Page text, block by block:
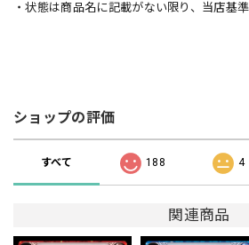
・状態は商品名に記載がない限り、当店基
ショップの評価
すべて 188 4
関連商品